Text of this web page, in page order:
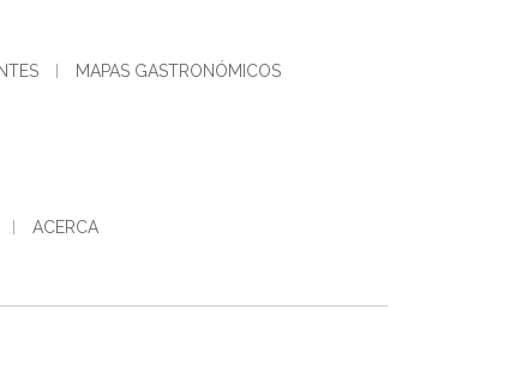
MAPAS GASTRONÓMICOS
ACERCA